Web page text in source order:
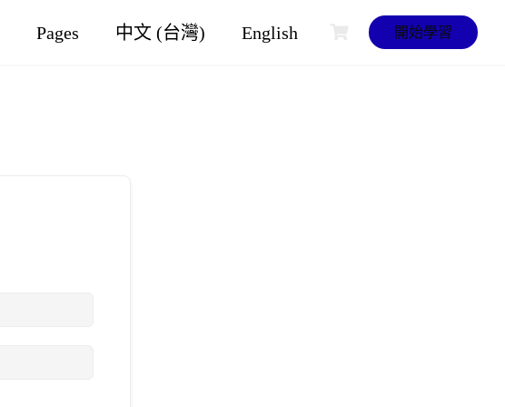
Pages 中文 (台灣) English 開始學習